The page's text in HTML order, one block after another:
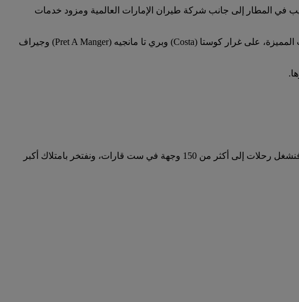
في المطار إلى جانب شركة طيران الإمارات العالمية ومزود خدمات
تتفرع شركة الإمارات للتجزئة والترفيه من مجموعة الإمارات، وهي تشتهر بعلامات تجارية ومنافذ بيع المأكولات والمشروبات المميزة، على غرار كوستا (Costa) وبري تا مانجيه (Pret A Manger) وجيراف
أقلعت أولى طائراتنا من دبي، الإمارات العربية المتحدة، في العام 1985، وكانت تملك شركتنا آنذاك طائرتين فقط. أما اليوم، فنشغل رحلات إلى أكثر من 150 وجهة في ست قارات، ونفتخر بامتلاك أكبر